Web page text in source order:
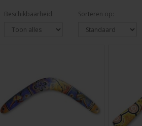
Beschikbaarheid: Sorteren op: